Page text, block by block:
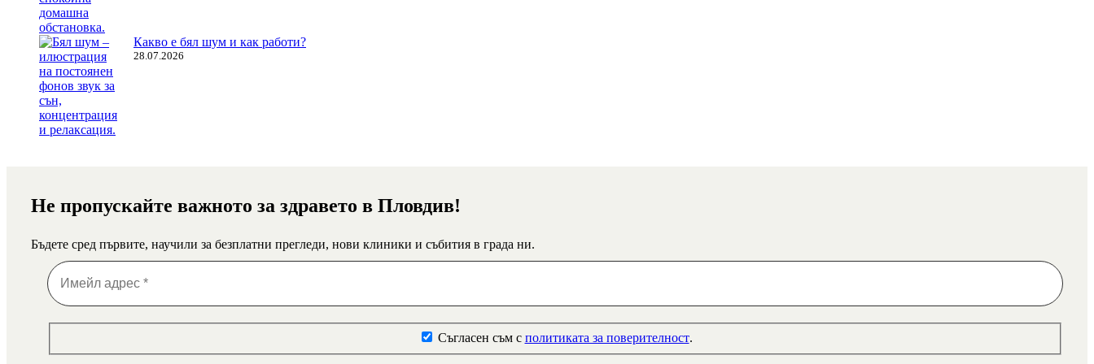
Какво е бял шум и как работи?
28.07.2026
Не пропускайте важното за здравето в Пловдив!
Бъдете сред първите, научили за безплатни прегледи, нови клиники и събития в града ни.
Съгласен съм с политиката за поверителност.